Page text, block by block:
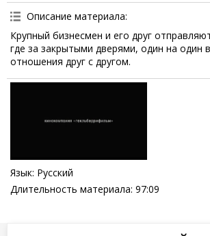
Описание материала:
Крупный бизнесмен и его друг
где за закрытыми дверями, один на один
отношения друг с другом.
Язык: Русский
Длительность материала: 97:09